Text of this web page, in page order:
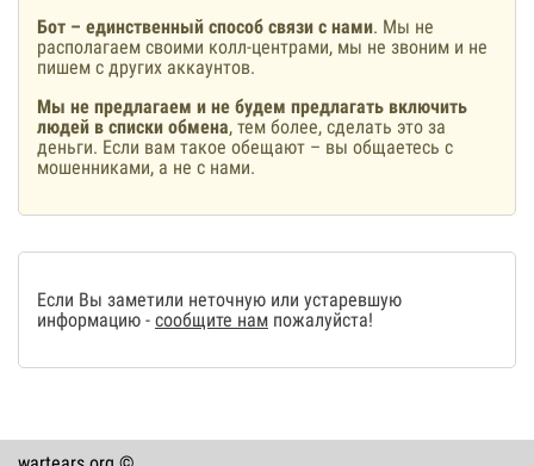
Бот – единственный способ связи с нами. Мы не
располагаем своими колл-центрами, мы не звоним и не
пишем с других аккаунтов.
Мы не предлагаем и не будем предлагать включить
людей в списки обмена, тем более, сделать это за
деньги. Если вам такое обещают – вы общаетесь с
мошенниками, а не с нами.
Если Вы заметили неточную или устаревшую
информацию - сообщите нам пожалуйста!